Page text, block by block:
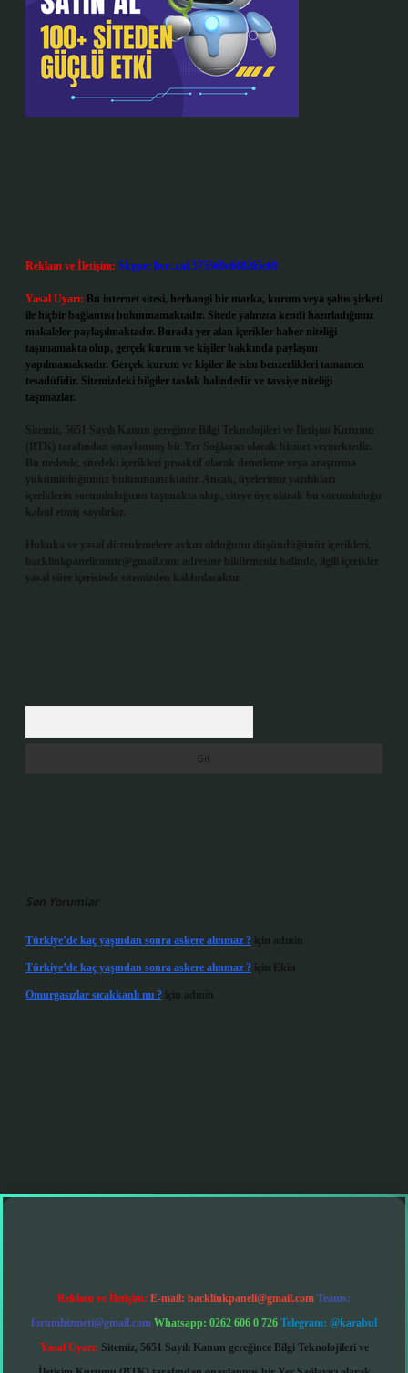
Reklam ve İletişim: Skype: live:.cid.575569c608265c69
Yasal Uyarı: Bu internet sitesi, herhangi bir marka, kurum veya şahıs şirketi
ile hiçbir bağlantısı bulunmamaktadır. Sitede yalnızca kendi hazırladığımız
makaleler paylaşılmaktadır. Burada yer alan içerikler haber niteliği
taşımamakta olup, gerçek kurum ve kişiler hakkında paylaşım
yapılmamaktadır. Gerçek kurum ve kişiler ile isim benzerlikleri tamamen
tesadüfidir. Sitemizdeki bilgiler taslak halindedir ve tavsiye niteliği
taşımazlar.
Sitemiz, 5651 Sayılı Kanun gereğince Bilgi Teknolojileri ve İletişim Kurumu
(BTK) tarafından onaylanmış bir Yer Sağlayıcı olarak hizmet vermektedir.
Bu nedenle, sitedeki içerikleri proaktif olarak denetleme veya araştırma
yükümlülüğümüz bulunmamaktadır. Ancak, üyelerimiz yazdıkları
içeriklerin sorumluluğunu taşımakta olup, siteye üye olarak bu sorumluluğu
kabul etmiş sayılırlar.
Hukuka ve yasal düzenlemelere aykırı olduğunu düşündüğünüz içerikleri,
backlinkpanelicomtr@gmail.com adresine bildirmeniz halinde, ilgili içerikler
yasal süre içerisinde sitemizden kaldırılacaktır.
Son Yorumlar
Türkiye’de kaç yaşından sonra askere alınmaz ? için admin
Türkiye’de kaç yaşından sonra askere alınmaz ? için Ekin
Omurgasızlar sıcakkanlı mı ? için admin
giriş
Reklam ve İletişim: E-mail: backlinkpaneli@gmail.com Teams:
forumhizmeti@gmail.com Whatsapp: 0262 606 0 726 Telegram: @karabul
Yasal Uyarı: Sitemiz, 5651 Sayılı Kanun gereğince Bilgi Teknolojileri ve